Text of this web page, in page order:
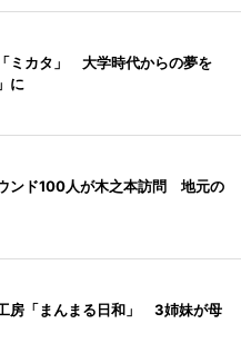
ミカタ」 大学時代からの夢を
に
ンド100人が木之本訪問 地元の
房「まんまる日和」 3姉妹が母